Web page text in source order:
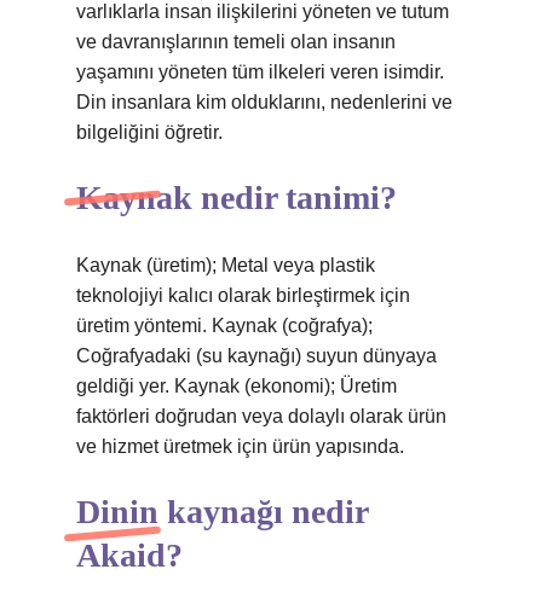
varlıklarla insan ilişkilerini yöneten ve tutum
ve davranışlarının temeli olan insanın
yaşamını yöneten tüm ilkeleri veren isimdir.
Din insanlara kim olduklarını, nedenlerini ve
bilgeliğini öğretir.
Kaynak nedir tanimi?
Kaynak (üretim); Metal veya plastik
teknolojiyi kalıcı olarak birleştirmek için
üretim yöntemi. Kaynak (coğrafya);
Coğrafyadaki (su kaynağı) suyun dünyaya
geldiği yer. Kaynak (ekonomi); Üretim
faktörleri doğrudan veya dolaylı olarak ürün
ve hizmet üretmek için ürün yapısında.
Dinin kaynağı nedir
Akaid?